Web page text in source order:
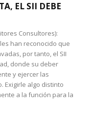
EL SII DEBE
Consultores):
han reconocido que
por tanto, el SII
donde su deber
y ejercer las
Exigirle algo distinto
a la función para la